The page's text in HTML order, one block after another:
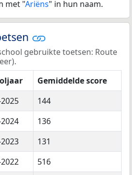
met "Ariëns" in hun naam.
gebruikte toetsen: Route
Gemiddelde score
144
136
131
516